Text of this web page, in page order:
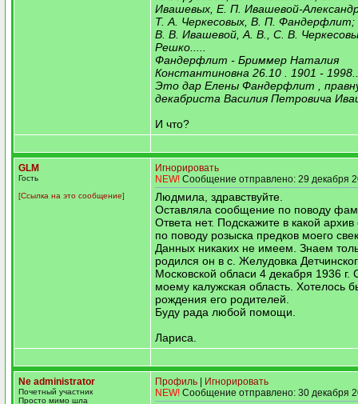
Ивашевых, Е. П. Ивашевой-
Т. А. Черкесовых, В. П. Фандерфлит;
В. В. Ивашевой, А. В., С. В.
Решко.....
Фандерфлит - Бриммер Наталия
Константиновна 26.10 . 1901 -
Это дар Елены Фандерфлит ,
декабриста Василия Петровича
И что?
GLM
Гость
[Ссылка на это сообщение]
Игнорировать
NEW! Сообщение отправлено: 29 декабря
Людмила, здравствуйте.
Оставляла сообщение по поводу
Ответа нет. Подскажите в какой архив
по поводу розыска предков моего
Данных никаких не имеем. Знаем
родился он в с. Желудовка
Московской обласи 4 декабря 1936 г.
моему калужская область. Хотелось
рождения его родителей.
Буду рада любой помощи.
Лариса.
Ne administrator
Почетный участник
Просто мимо шла
Профиль
Игнорировать
NEW! Сообщение отправлено: 30 декабря